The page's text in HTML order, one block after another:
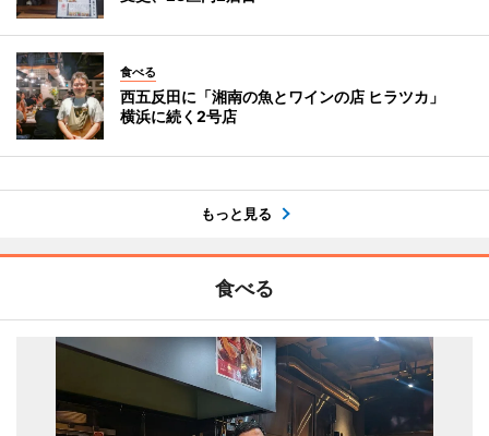
食べる
西五反田に「湘南の魚とワインの店 ヒラツカ」
横浜に続く2号店
もっと見る
食べる